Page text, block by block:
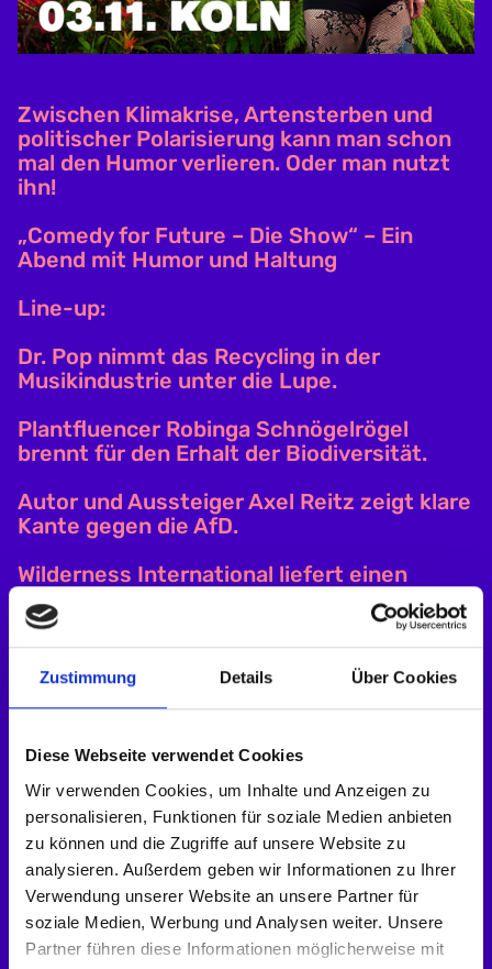
Zustimmung Details Über Cookies
Diese Webseite verwendet Cookies
Wir verwenden Cookies, um Inhalte und Anzeigen zu
personalisieren, Funktionen für soziale Medien anbieten
zu können und die Zugriffe auf unsere Website zu
analysieren. Außerdem geben wir Informationen zu Ihrer
Verwendung unserer Website an unsere Partner für
soziale Medien, Werbung und Analysen weiter. Unsere
Partner führen diese Informationen möglicherweise mit
Zwischen Klimakrise, Artensterben und
politischer Polarisierung kann man schon
mal den Humor verlieren. Oder man nutzt
ihn!
„Comedy for Future – Die Show“ – Ein
Abend mit Humor und Haltung
Line-up:
Dr. Pop nimmt das Recycling in der
Musikindustrie unter die Lupe.
Plantfluencer Robinga Schnögelrögel
brennt für den Erhalt der Biodiversität.
Autor und Aussteiger Axel Reitz zeigt klare
Kante gegen die AfD.
Wilderness International liefert einen
inspirierenden Beitrag zum Naturschutz.
Host Lennard Rosar führt charmant,
spitzzüngig und treffsicher durch den
Bonus-Pre-Show: Live-Aufzeichnung des
Comedy-Kollektivs FUN FACTS mit Maris
Rauch aka VolaneArt.
UND: Jedes verkaufte Ticket schützt 1 m²
borealen Wald in Kanada.
Seid ihr dabei? Tickets über den Link in
unserer Bio.